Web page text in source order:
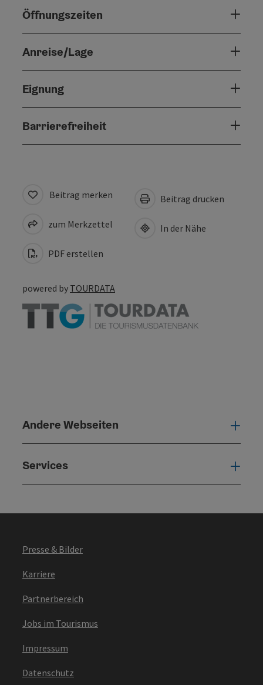
Öffnungszeiten
Anreise/Lage
Eignung
Barrierefreiheit
Beitrag merken
zum Merkzettel
PDF erstellen
Beitrag drucken
In der Nähe
powered by TOURDATA
Andere Webseiten
Services
Presse & Bilder
Karriere
Partnerbereich
Jobs im Tourismus
Impressum
Datenschutz